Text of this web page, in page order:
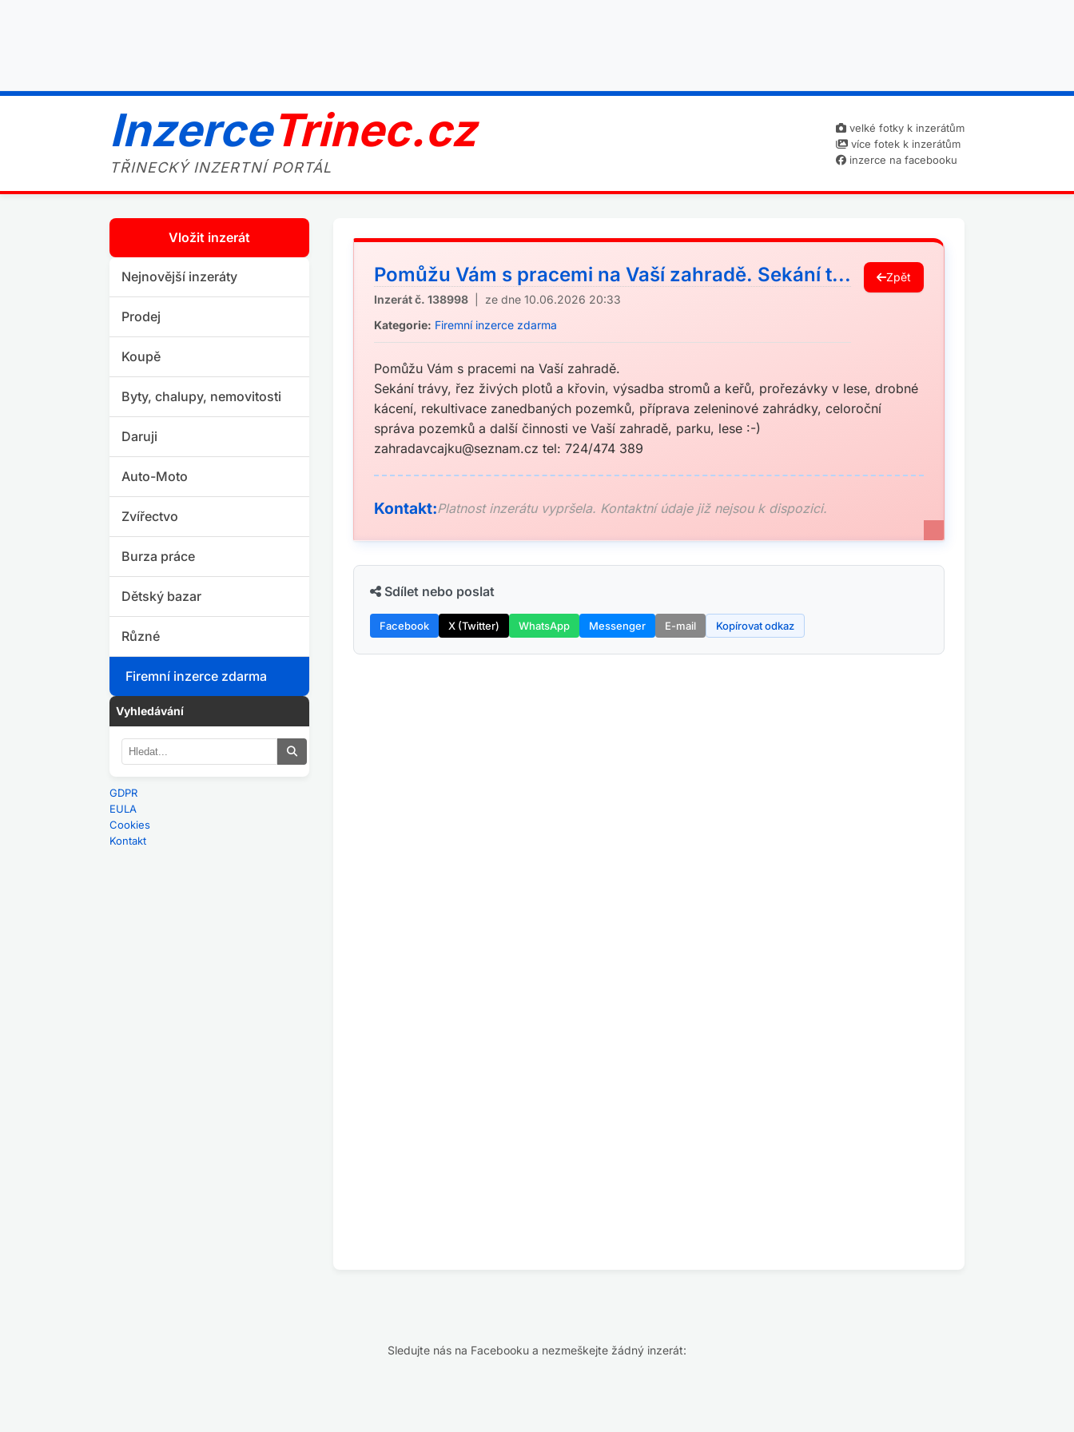
InzerceTrinec.cz
TŘINECKÝ INZERTNÍ PORTÁL
velké fotky k inzerátům
více fotek k inzerátům
inzerce na facebooku
Vložit inzerát
Nejnovější inzeráty
Prodej
Koupě
Byty, chalupy, nemovitosti
Daruji
Auto-Moto
Zvířectvo
Burza práce
Dětský bazar
Různé
Firemní inzerce zdarma
Vyhledávání
GDPR
EULA
Cookies
Kontakt
Pomůžu Vám s pracemi na Vaší zahradě. Sekání t...
Inzerát č. 138998 | ze dne 10.06.2026 20:33
Kategorie: Firemní inzerce zdarma
Zpět
Pomůžu Vám s pracemi na Vaší zahradě.
Sekání trávy, řez živých plotů a křovin, výsadba stromů a keřů, prořezávky v lese, drobné
kácení, rekultivace zanedbaných pozemků, příprava zeleninové zahrádky, celoroční
správa pozemků a další činnosti ve Vaší zahradě, parku, lese :-)
zahradavcajku@seznam.cz tel: 724/474 389
Kontakt:Platnost inzerátu vypršela. Kontaktní údaje již nejsou k dispozici.
Sdílet nebo poslat
Facebook X (Twitter) WhatsApp Messenger E-mail Kopírovat odkaz
Sledujte nás na Facebooku a nezmeškejte žádný inzerát: